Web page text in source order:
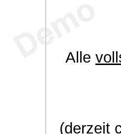
Alle
(derzeit